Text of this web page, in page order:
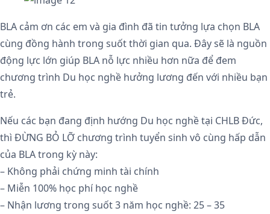
BLA cảm ơn các em và gia đình đã tin tưởng lựa chọn BLA
cùng đồng hành trong suốt thời gian qua. Đây sẽ là nguồn
động lực lớn giúp BLA nỗ lực nhiều hơn nữa để đem
chương trình Du học nghề hưởng lương đến với nhiều bạn
trẻ.
Nếu các bạn đang định hướng Du học nghề tại CHLB Đức,
thì ĐỪNG BỎ LỠ chương trình tuyển sinh vô cùng hấp dẫn
của BLA trong kỳ này:
– Không phải chứng minh tài chính
– Miễn 100% học phí học nghề
– Nhận lương trong suốt 3 năm học nghề: 25 – 35